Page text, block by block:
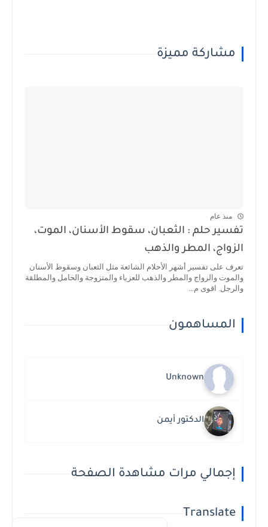
مشاركة مميزة
منذ عام
تفسير حلم : الثعبان، سقوط الأسنان، الموت،
الزواج، المطر والذهب
تعرف على تفسير أشهر الأحلام الشائعة مثل الثعبان وسقوط الأسنان
والموت والزواج والمطر والذهب للعزباء والمتزوجة والحامل والمطلقة
والرجل. اقوى م...
المساهمون
Unknown
الدكتور أيمن
إجمالي مرات مشاهدة الصفحة
Translate